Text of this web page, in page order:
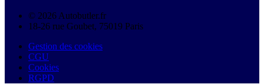
© 2026 Autobutler.fr
18-26 rue Goubet, 75019 Paris
Gestion des cookies
CGU
Cookies
RGPD